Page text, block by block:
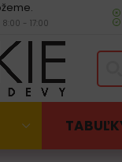
8:00 - 17:00